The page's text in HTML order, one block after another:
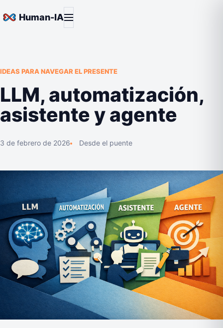
Saltar al contenido
Human-IAAbrir menú
IDEAS PARA NAVEGAR EL PRESENTE
LLM, automatización,
asistente y agente
3 de febrero de 2026 Desde el puente